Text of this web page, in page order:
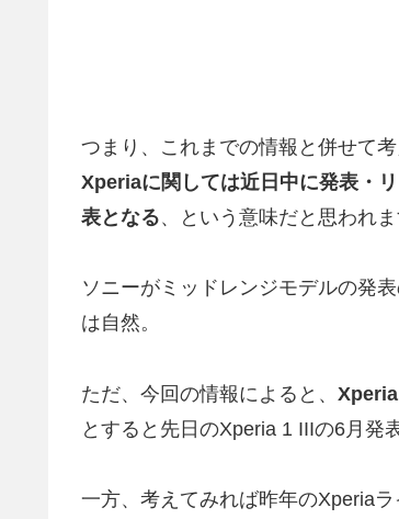
つまり、これまでの情報と併せて考
Xperiaに関しては近日中に発表・
表となる、という意味だと思われま
ソニーがミッドレンジモデルの発
は自然。
ただ、今回の情報によると、
とすると先日のXperia 1 IIIの6月発
一方、考えてみれば昨年のXperia